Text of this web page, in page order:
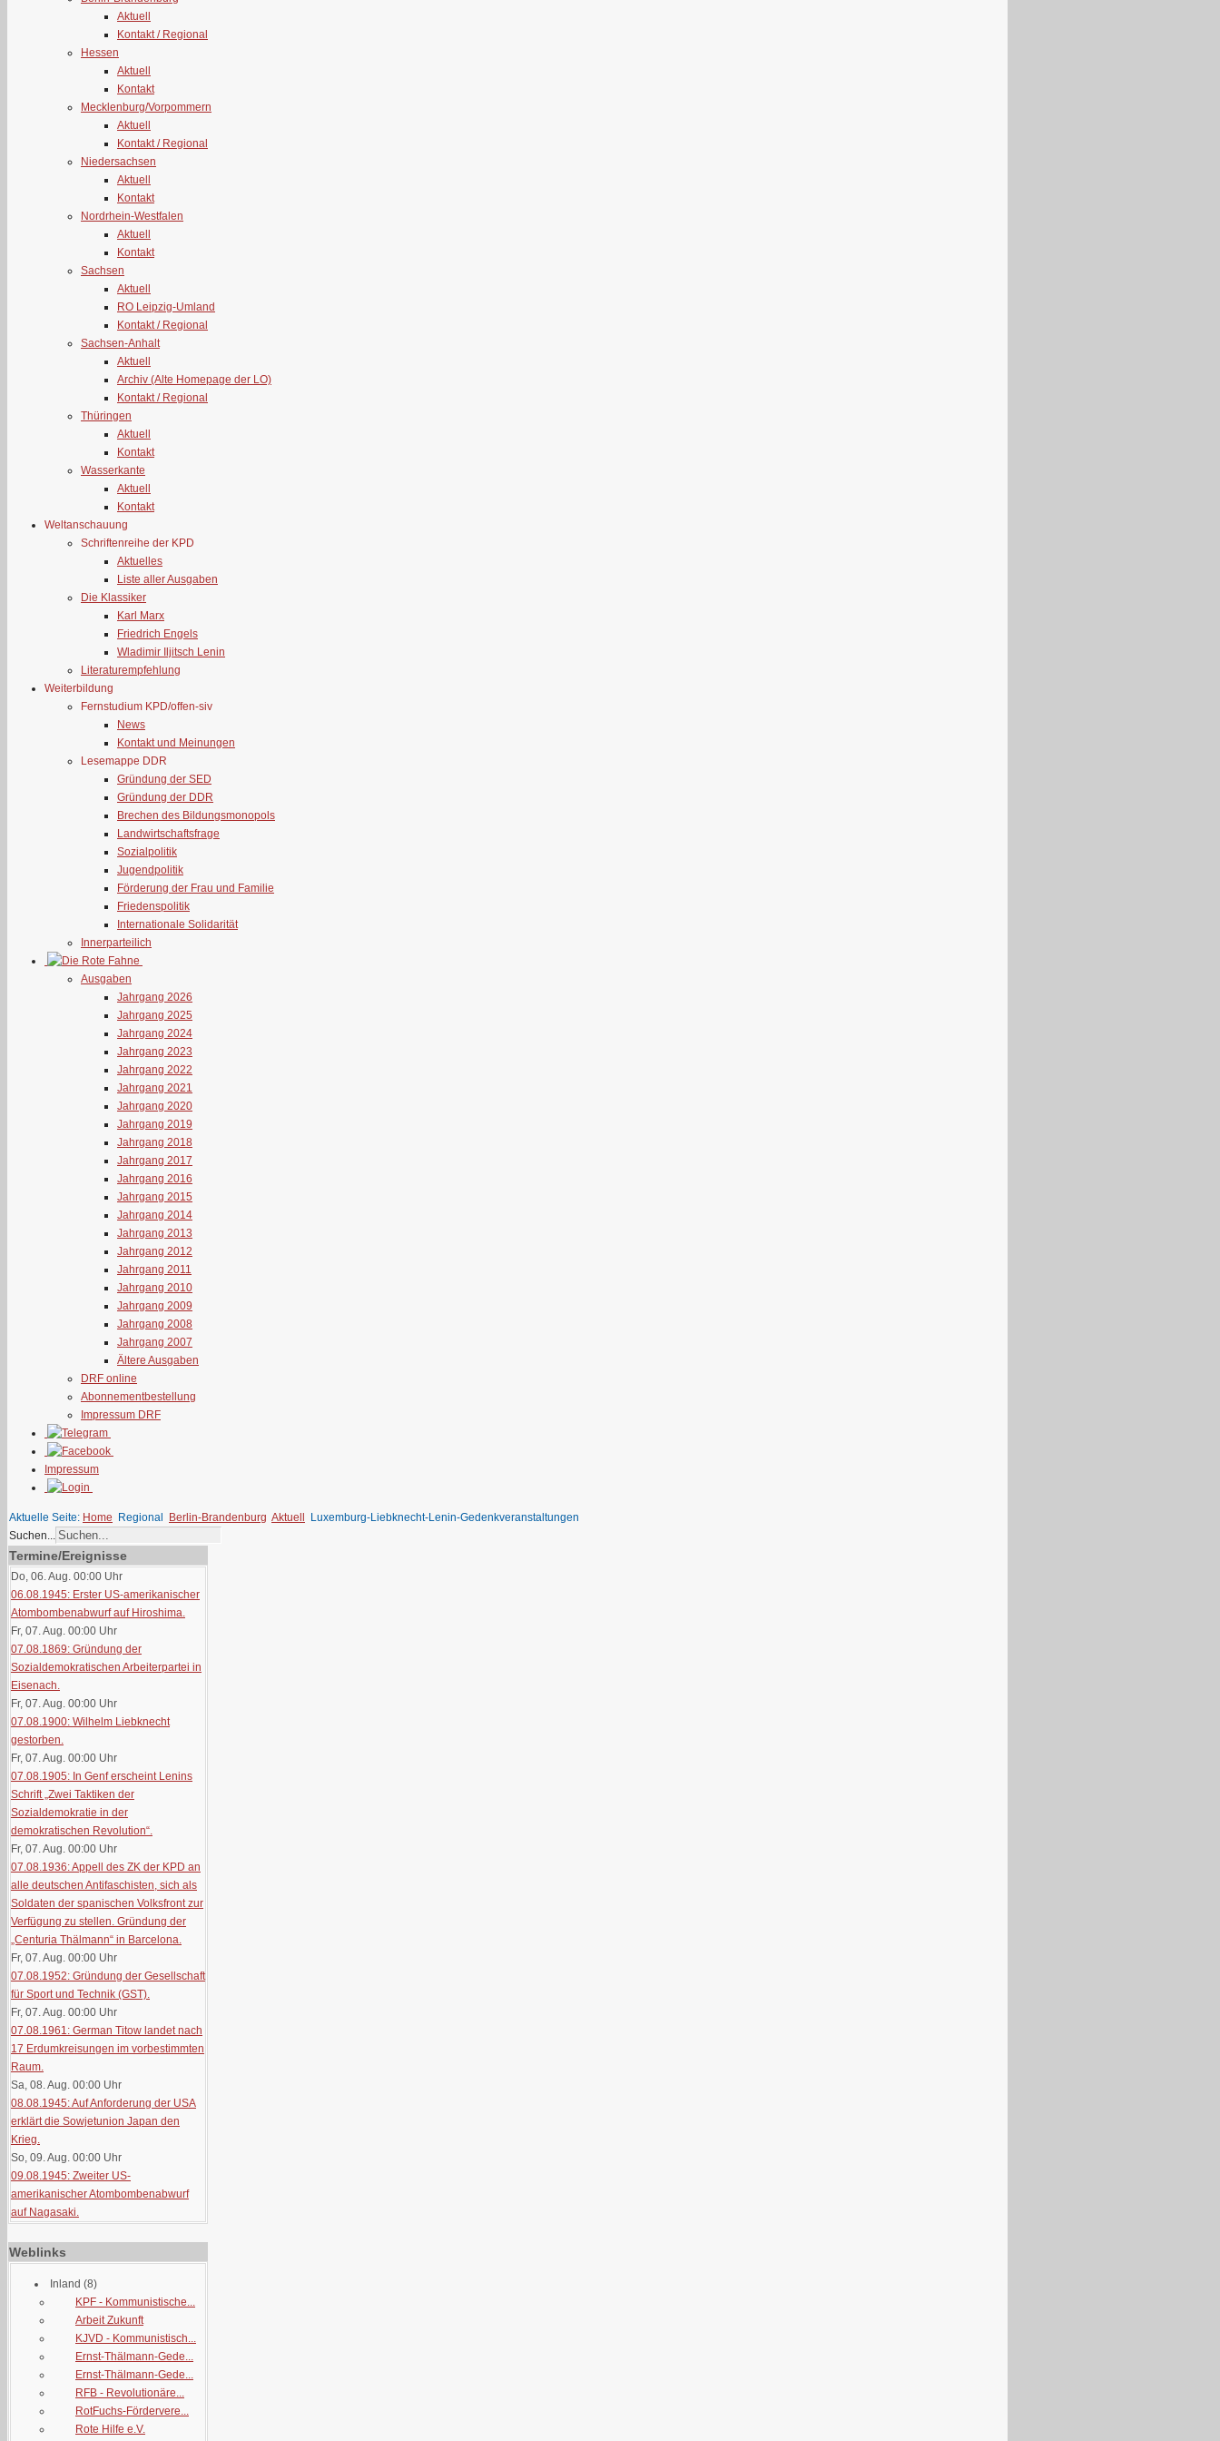
Aktuell
Kontakt / Regional
Hessen
Aktuell
Kontakt
Mecklenburg/Vorpommern
Aktuell
Kontakt / Regional
Niedersachsen
Aktuell
Kontakt
Nordrhein-Westfalen
Aktuell
Kontakt
Sachsen
Aktuell
RO Leipzig-Umland
Kontakt / Regional
Sachsen-Anhalt
Aktuell
Archiv (Alte Homepage der LO)
Kontakt / Regional
Thüringen
Aktuell
Kontakt
Wasserkante
Aktuell
Kontakt
Weltanschauung
Schriftenreihe der KPD
Aktuelles
Liste aller Ausgaben
Die Klassiker
Karl Marx
Friedrich Engels
Wladimir Iljitsch Lenin
Literaturempfehlung
Weiterbildung
Fernstudium KPD/offen-siv
News
Kontakt und Meinungen
Lesemappe DDR
Gründung der SED
Gründung der DDR
Brechen des Bildungsmonopols
Landwirtschaftsfrage
Sozialpolitik
Jugendpolitik
Förderung der Frau und Familie
Friedenspolitik
Internationale Solidarität
Innerparteilich
Ausgaben
Jahrgang 2026
Jahrgang 2025
Jahrgang 2024
Jahrgang 2023
Jahrgang 2022
Jahrgang 2021
Jahrgang 2020
Jahrgang 2019
Jahrgang 2018
Jahrgang 2017
Jahrgang 2016
Jahrgang 2015
Jahrgang 2014
Jahrgang 2013
Jahrgang 2012
Jahrgang 2011
Jahrgang 2010
Jahrgang 2009
Jahrgang 2008
Jahrgang 2007
Ältere Ausgaben
DRF online
Abonnementbestellung
Impressum DRF
Impressum
Aktuelle Seite: Home Regional Berlin-Brandenburg Aktuell
Luxemburg-Liebknecht-Lenin-Gedenkveranstaltungen
Suchen...
Termine/Ereignisse
Do, 06. Aug. 00:00 Uhr
06.08.1945: Erster US-amerikanischer
Atombombenabwurf auf Hiroshima.
Fr, 07. Aug. 00:00 Uhr
07.08.1869: Gründung der
Sozialdemokratischen Arbeiterpartei in
Eisenach.
Fr, 07. Aug. 00:00 Uhr
07.08.1900: Wilhelm Liebknecht
gestorben.
Fr, 07. Aug. 00:00 Uhr
07.08.1905: In Genf erscheint Lenins
Schrift „Zwei Taktiken der
Sozialdemokratie in der
demokratischen Revolution“.
Fr, 07. Aug. 00:00 Uhr
07.08.1936: Appell des ZK der KPD an
alle deutschen Antifaschisten, sich als
Soldaten der spanischen Volksfront zur
Verfügung zu stellen. Gründung der
„Centuria Thälmann“ in Barcelona.
Fr, 07. Aug. 00:00 Uhr
07.08.1952: Gründung der Gesellschaft
für Sport und Technik (GST).
Fr, 07. Aug. 00:00 Uhr
07.08.1961: German Titow landet nach
17 Erdumkreisungen im vorbestimmten
Raum.
Sa, 08. Aug. 00:00 Uhr
08.08.1945: Auf Anforderung der USA
erklärt die Sowjetunion Japan den
Krieg.
So, 09. Aug. 00:00 Uhr
09.08.1945: Zweiter US-
amerikanischer Atombombenabwurf
auf Nagasaki.
Weblinks
Inland (8)
KPF - Kommunistische...
Arbeit Zukunft
KJVD - Kommunistisch...
Ernst-Thälmann-Gede...
Ernst-Thälmann-Gede...
RFB - Revolutionäre...
RotFuchs-Fördervere...
Rote Hilfe e.V.